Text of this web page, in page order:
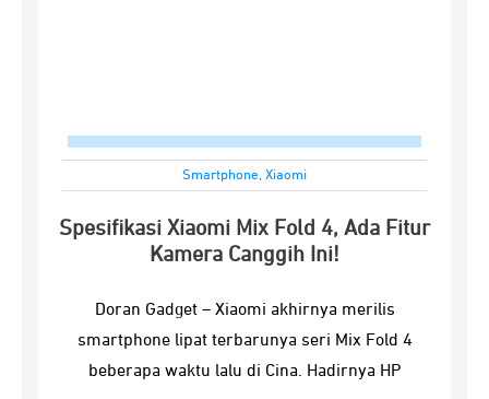
Smartphone, Xiaomi
Spesifikasi Xiaomi Mix Fold 4, Ada Fitur
Kamera Canggih Ini!
Doran Gadget – Xiaomi akhirnya merilis
smartphone lipat terbarunya seri Mix Fold 4
beberapa waktu lalu di Cina. Hadirnya HP